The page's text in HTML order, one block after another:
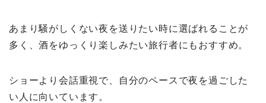
あまり騒がしくない夜を送りたい時に選ばれることが
多く、酒をゆっくり楽しみたい旅行者にもおすすめ。
ショーより会話重視で、自分のペースで夜を過ごした
い人に向いています。